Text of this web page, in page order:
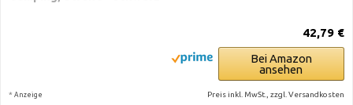
42,79 €
Bei Amazon
ansehen
* Anzeige Preis inkl. MwSt., zzgl. Versandkosten